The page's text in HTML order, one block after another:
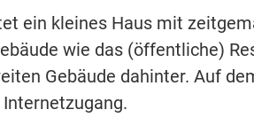
ein kleines Haus mit
wie das (öffentliche)
Gebäude dahinter. Auf